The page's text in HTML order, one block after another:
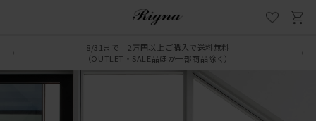
8/31まで 2万円以上ご購入で送料無料
（OUTLET・SALE品ほか一部商品除く）